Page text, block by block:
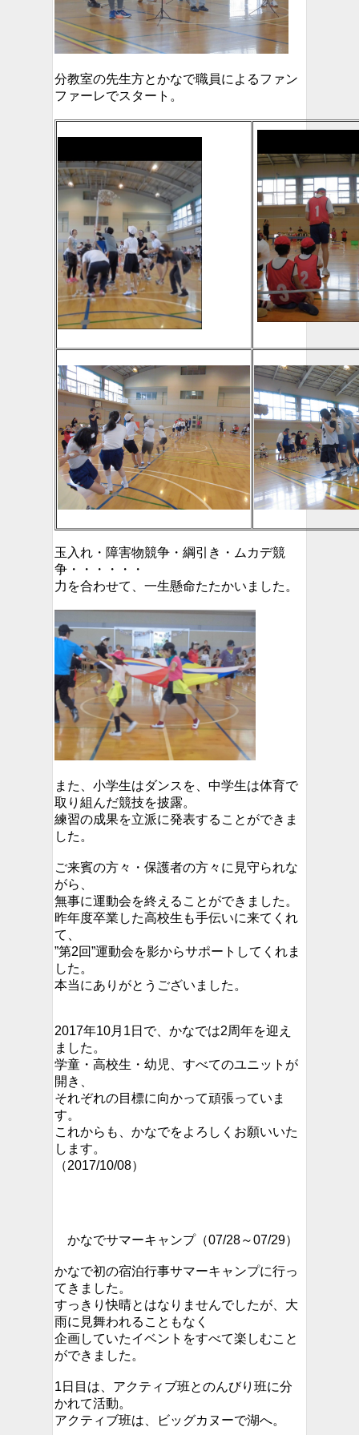
分教室の先生方とかなで職員によるファン
ファーレでスタート。
玉入れ・障害物競争・綱引き・ムカデ競
争・・・・・・
力を合わせて、一生懸命たたかいました。
また、小学生はダンスを、中学生は体育で
取り組んだ競技を披露。
練習の成果を立派に発表することができま
した。
ご来賓の方々・保護者の方々に見守られな
がら、
無事に運動会を終えることができました。
昨年度卒業した高校生も手伝いに来てくれ
て、
”第2回”運動会を影からサポートしてくれま
した。
本当にありがとうございました。
2017年10月1日で、かなでは2周年を迎え
ました。
学童・高校生・幼児、すべてのユニットが
開き、
それぞれの目標に向かって頑張っていま
す。
これからも、かなでをよろしくお願いいた
します。
（2017/10/08）
かなでサマーキャンプ（07/28～07/29）
かなで初の宿泊行事サマーキャンプに行っ
てきました。
すっきり快晴とはなりませんでしたが、大
雨に見舞われることもなく
企画していたイベントをすべて楽しむこと
ができました。
1日目は、アクティブ班とのんびり班に分
かれて活動。
アクティブ班は、ビッグカヌーで湖へ。